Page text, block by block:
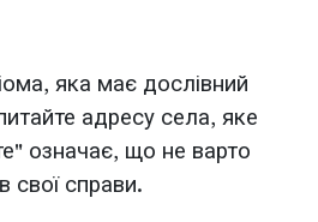
яка має дослівний
адресу села, яке
означає, що не варто
свої справи.